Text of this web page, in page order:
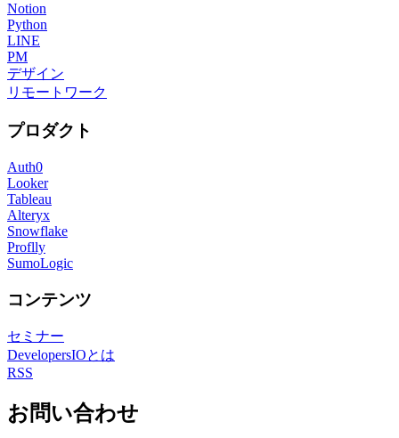
Notion
Python
LINE
PM
デザイン
リモートワーク
プロダクト
Auth0
Looker
Tableau
Alteryx
Snowflake
Proflly
SumoLogic
コンテンツ
セミナー
DevelopersIOとは
RSS
お問い合わせ